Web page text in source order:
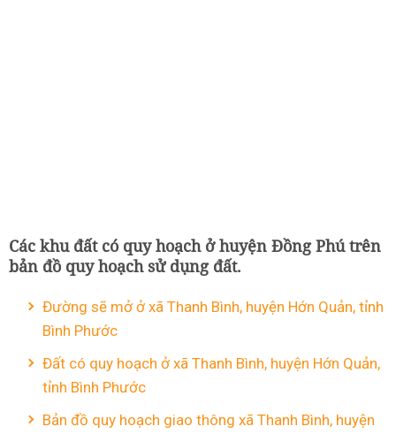
Các khu đất có quy hoạch ở huyện Đồng Phú trên
bản đồ quy hoạch sử dụng đất.
Đường sẽ mở ở xã Thanh Bình, huyện Hớn Quản, tỉnh
Bình Phước
Đất có quy hoạch ở xã Thanh Bình, huyện Hớn Quản,
tỉnh Bình Phước
Bản đồ quy hoạch giao thông xã Thanh Bình, huyện